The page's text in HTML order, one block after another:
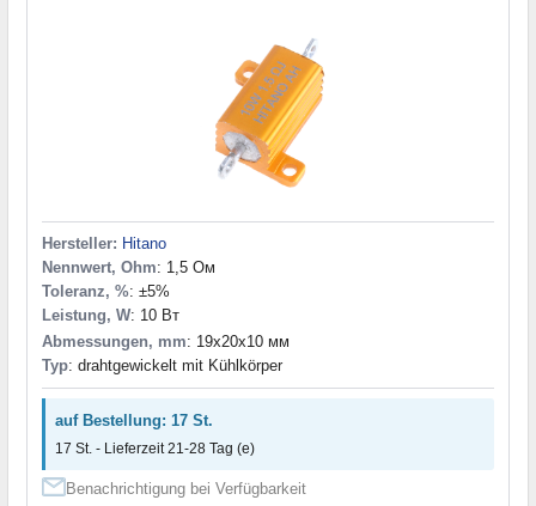
Hersteller: Hitano
Nennwert, Ohm: 1,5 Ом
Toleranz, %: ±5%
Leistung, W: 10 Вт
Abmessungen, mm: 19x20x10 мм
Typ: drahtgewickelt mit Kühlkörper
auf Bestellung: 17 St.
17 St. - Lieferzeit 21-28 Tag (e)
Benachrichtigung bei Verfügbarkeit